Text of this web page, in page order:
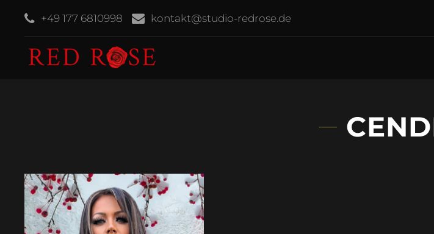
+49 177 6810998 kontakt@studio-redrose.de
Sessions
ja
GDS-Prüfsiegel
ja